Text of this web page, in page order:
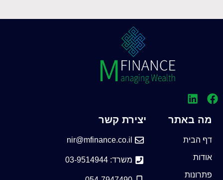
מה באתר
דף הבית
אודות
פתרונות
יצירת קשר
nir@mfinance.co.il
משרד: 03-9514944